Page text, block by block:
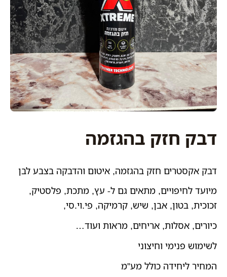
דבק חזק בהגזמה
דבק אקסטרים חזק בהגזמה, איטום והדבקה בצבע לבן
מיועד לחיפויים, מתאים גם ל- עץ, מתכת, פלסטיק,
זכוכית, בטון, אבן, שיש, קרמיקה, פי.וי.סי,
כיורים, אסלות, אריחים, מראות ועוד…
לשימוש פנימי וחיצוני
המחיר ליחידה כולל מע”מ